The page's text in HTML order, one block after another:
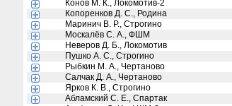
Конов М. К., Локомотив-2
Копоренков Д. С., Родина
Маринич В. Р., Строгино
Москалёв С. А., ФШМ
Неверов Д. Б., Локомотив
Пушко А. С., Строгино
Рыбкин М. А., Чертаново
Салчак Д. А., Чертаново
Ярков К. В., Строгино
Абламский С. Е., Спартак